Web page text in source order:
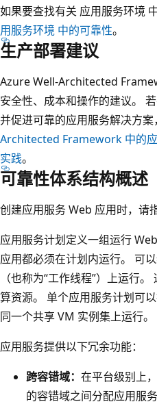
如果要查找有关 应用服务环境
用服务环境 中的可靠性。
生产部署建议
Azure Well-Architected
安全性、成本和操作的建议。
并促进可靠的应用服务解决方案
Architected Framework 中的
实践。
可靠性体系结构概述
创建应用服务 Web 应用时，请
应用服务计划定义一组运行
应用都必须在计划内运行。 可
（也称为“工作线程”）上运行。
算资源。 单个应用服务计划可
同一个共享 VM 实例集上运行。
应用服务提供以下冗余功能：
跨容错域： 在平台级别上
的容错域之间分配应用服